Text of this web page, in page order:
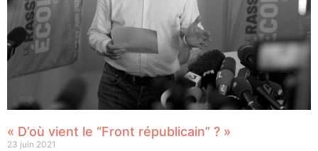
« D’où vient le “Front républicain” ? »
23 juin 2021